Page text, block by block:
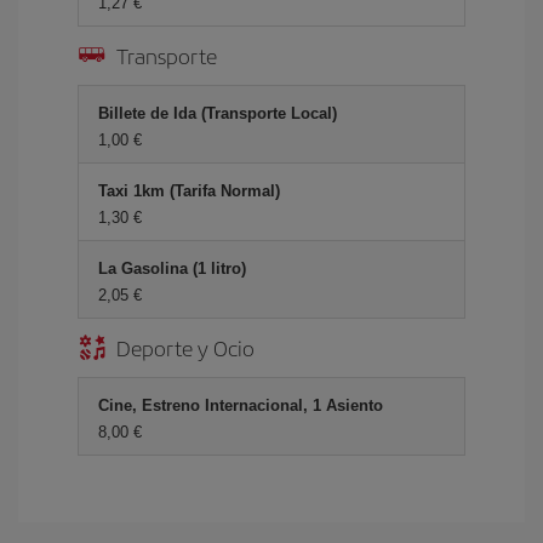
Transporte
Billete de Ida (Transporte Local)
1,00 €
Taxi 1km (Tarifa Normal)
1,30 €
La Gasolina (1 litro)
2,05 €
Deporte y Ocio
Cine, Estreno Internacional, 1 Asiento
8,00 €